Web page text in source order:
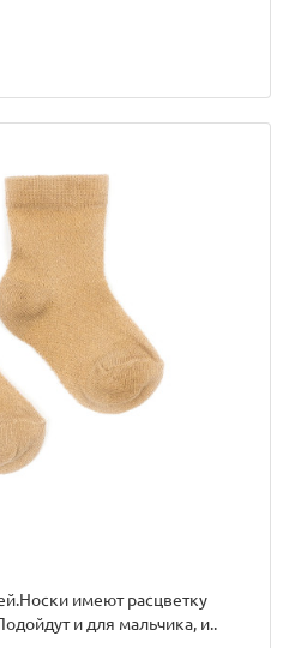
имеют расцветку
и для мальчика, и..